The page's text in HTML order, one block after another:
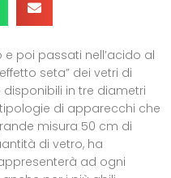
poi passati nell’acido al
seta” dei vetri di
in tre diametri
di apparecchi che
misura 50 cm di
di vetro, ha
ad ogni